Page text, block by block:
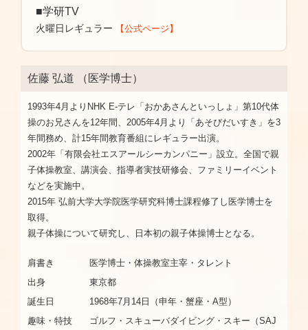
■学研TV
火曜日レギュラー 【公式ページ】
佐藤 弘道 （医学博士）
1993年4月よりNHK E-テレ「おかあさんといっしょ」第10代体
操のお兄さんを12年間、2005年4月より「あそびだいすき」を3
年間務め、計15年間教育番組にレギュラー出演。
2002年「有限会社エスアールシーカンパニー」設立。全国で親
子体操教室、講演会、指導者実技研修会、ファミリーイベント
などを実施中。
2015年 弘前大学大学院医学研究科博士課程修了し医学博士を
取得。
親子体操について研究し、日本初の親子体操博士となる。
肩書き
医学博士・体操教室主宰・タレント
出身
東京都
誕生日
1968年7月14日（申年・蟹座・A型）
趣味・特技
ゴルフ・スキューバダイビング・スキー（SAJ